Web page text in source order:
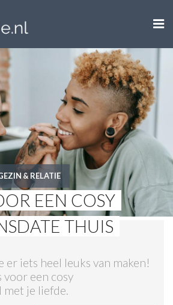

& RELATIE
EEN COSY
THUIS
er iets heel leuks van maken!
voor een cosy
met je liefde.